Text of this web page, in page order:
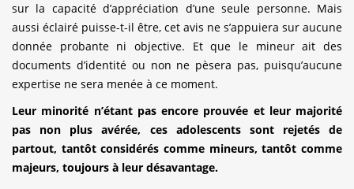
sur la capacité d’appréciation d’une seule personne. Mais
aussi éclairé puisse-t-il être, cet avis ne s’appuiera sur aucune
donnée probante ni objective. Et que le mineur ait des
documents d’identité ou non ne pèsera pas, puisqu’aucune
expertise ne sera menée à ce moment.
Leur minorité n’étant pas encore prouvée et leur majorité
pas non plus avérée, ces adolescents sont rejetés de
partout, tantôt considérés comme mineurs, tantôt comme
majeurs, toujours à leur désavantage.